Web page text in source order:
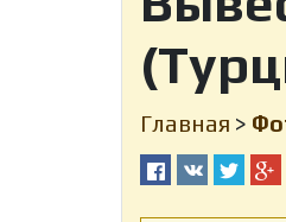
Главная >